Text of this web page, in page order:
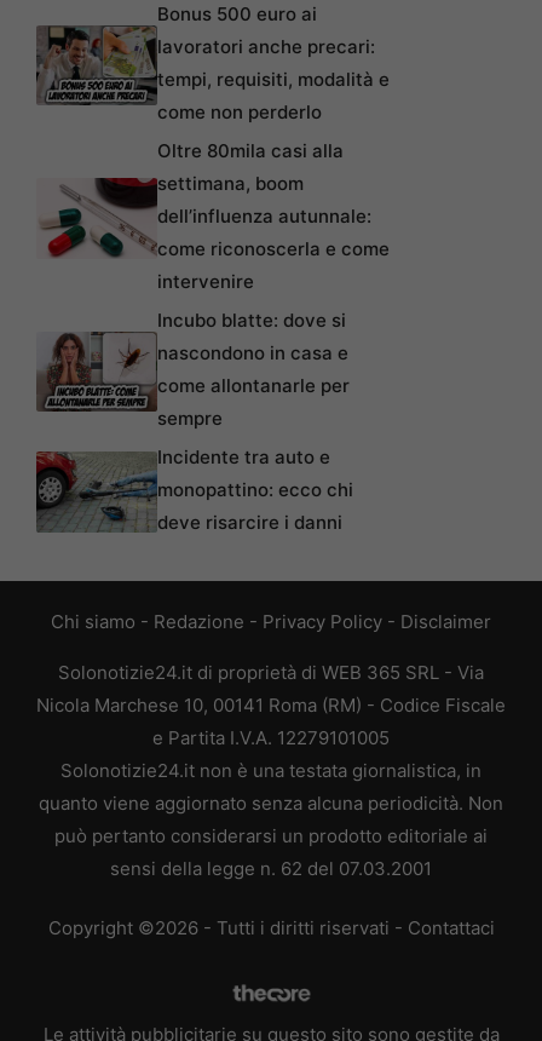
Bonus 500 euro ai
lavoratori anche precari:
tempi, requisiti, modalità e
come non perderlo
Oltre 80mila casi alla
settimana, boom
dell’influenza autunnale:
come riconoscerla e come
intervenire
Incubo blatte: dove si
nascondono in casa e
come allontanarle per
sempre
Incidente tra auto e
monopattino: ecco chi
deve risarcire i danni
Chi siamo - Redazione - Privacy Policy - Disclaimer
Solonotizie24.it di proprietà di WEB 365 SRL - Via
Nicola Marchese 10, 00141 Roma (RM) - Codice Fiscale
e Partita I.V.A. 12279101005
Solonotizie24.it non è una testata giornalistica, in
quanto viene aggiornato senza alcuna periodicità. Non
può pertanto considerarsi un prodotto editoriale ai
sensi della legge n. 62 del 07.03.2001
Copyright ©2026 - Tutti i diritti riservati - Contattaci
Le attività pubblicitarie su questo sito sono gestite da